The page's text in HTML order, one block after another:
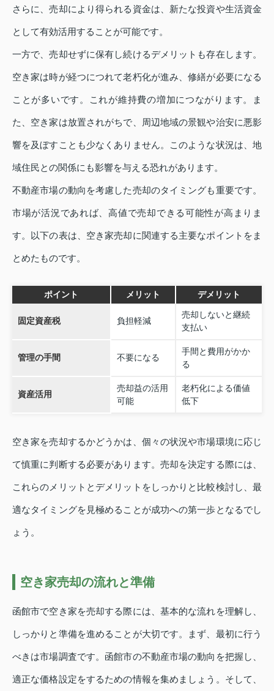
さらに、売却により得られる資金は、新たな投資や生活資金
として有効活用することが可能です。
一方で、売却せずに保有し続けるデメリットも存在します。
空き家は時が経つにつれて老朽化が進み、修繕が必要になる
ことが多いです。これが維持費の増加につながります。ま
た、空き家は放置されがちで、周辺地域の景観や治安に悪影
響を及ぼすことも少なくありません。このような状況は、地
域住民との関係にも影響を与える恐れがあります。
不動産市場の動向を考慮した売却のタイミングも重要です。
市場が活況であれば、高値で売却できる可能性が高まりま
す。以下の表は、空き家売却に関連する主要なポイントをま
とめたものです。
ポイント メリット デメリット
固定資産税 負担軽減
売却しないと継続
支払い
管理の手間 不要になる
手間と費用がかか
る
資産活用
売却益の活用
可能
老朽化による価値
低下
空き家を売却するかどうかは、個々の状況や市場環境に応じ
て慎重に判断する必要があります。売却を決定する際には、
これらのメリットとデメリットをしっかりと比較検討し、最
適なタイミングを見極めることが成功への第一歩となるでし
ょう。
空き家売却の流れと準備
函館市で空き家を売却する際には、基本的な流れを理解し、
しっかりと準備を進めることが大切です。まず、最初に行う
べきは市場調査です。函館市の不動産市場の動向を把握し、
適正な価格設定をするための情報を集めましょう。そして、